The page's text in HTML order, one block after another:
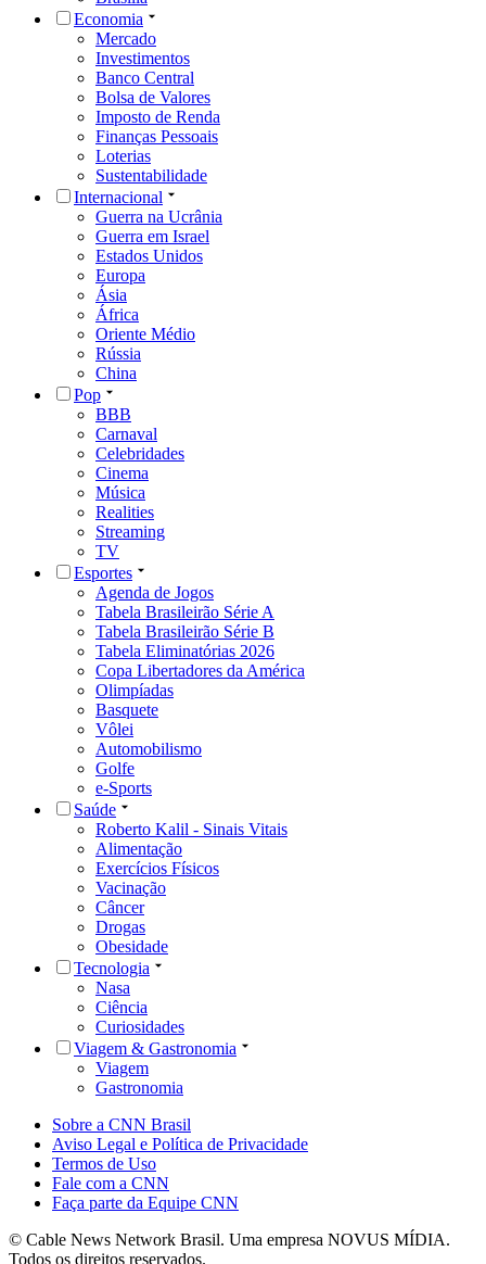
Pop
BBB
Carnaval
Celebridades
Cinema
Música
Realities
Streaming
TV
Esportes
Agenda de Jogos
Tabela Brasileirão Série A
Tabela Brasileirão Série B
Tabela Eliminatórias 2026
Copa Libertadores da América
Olimpíadas
Basquete
Vôlei
Automobilismo
Golfe
e-Sports
Saúde
Roberto Kalil - Sinais Vitais
Alimentação
Exercícios Físicos
Vacinação
Câncer
Drogas
Obesidade
Tecnologia
Nasa
Ciência
Curiosidades
Viagem & Gastronomia
Viagem
Gastronomia
Sobre a CNN Brasil
Aviso Legal e Política de Privacidade
Termos de Uso
Fale com a CNN
Faça parte da Equipe CNN
© Cable News Network Brasil. Uma empresa NOVUS MÍDIA.
Todos os direitos reservados.